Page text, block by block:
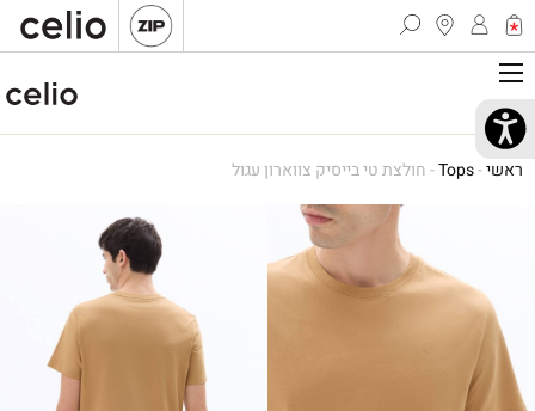
ראשי-
Tops
-חולצת טי בייסיק צווארון עגול